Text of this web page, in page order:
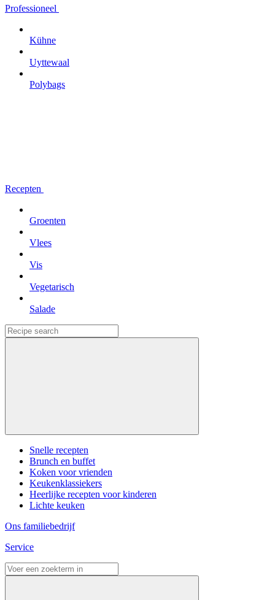
Professioneel
Kühne
Uyttewaal
Polybags
Recepten
Groenten
Vlees
Vis
Vegetarisch
Salade
Snelle recepten
Brunch en buffet
Koken voor vrienden
Keukenklassiekers
Heerlijke recepten voor kinderen
Lichte keuken
Ons familiebedrijf
Service